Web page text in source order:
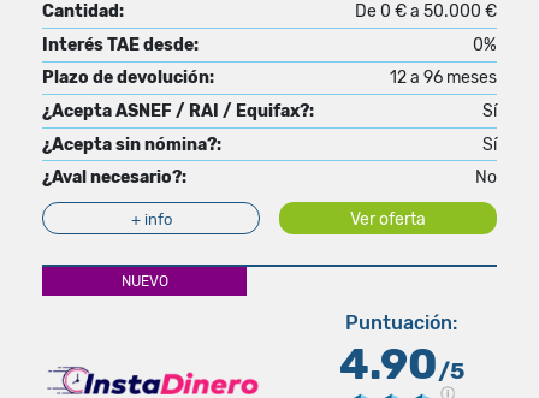
Cantidad:
De 0 € a 50.000 €
Interés TAE desde:
0%
Plazo de devolución:
12 a 96 meses
¿Acepta ASNEF / RAI / Equifax?:
Sí
¿Acepta sin nómina?:
Sí
¿Aval necesario?:
No
+ info Ver oferta
NUEVO
Puntuación:
4.90/5